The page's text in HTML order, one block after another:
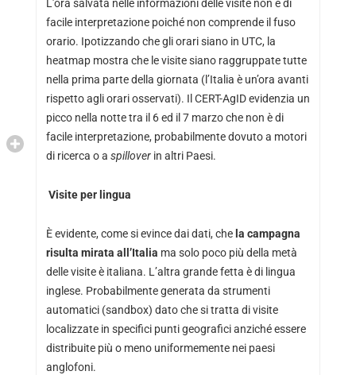
L’ora salvata nelle informazioni delle visite non è di
facile interpretazione poiché non comprende il fuso
orario. Ipotizzando che gli orari siano in UTC, la
heatmap mostra che le visite siano raggruppate tutte
nella prima parte della giornata (l’Italia è un’ora avanti
rispetto agli orari osservati). Il CERT-AgID evidenzia un
picco nella notte tra il 6 ed il 7 marzo che non è di
facile interpretazione, probabilmente dovuto a motori
di ricerca o a spillover in altri Paesi.
Visite per lingua
È evidente, come si evince dai dati, che la campagna
risulta mirata all’Italia ma solo poco più della metà
delle visite è italiana. L’altra grande fetta è di lingua
inglese. Probabilmente generata da strumenti
automatici (sandbox) dato che si tratta di visite
localizzate in specifici punti geografici anziché essere
distribuite più o meno uniformemente nei paesi
anglofoni.